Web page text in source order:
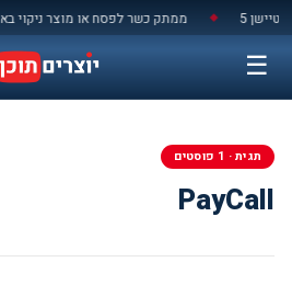
לתוכן ממתק כשר לפסח או מוצר ניקוי 5
☰
תגית · 1 פוסטים
PayCall